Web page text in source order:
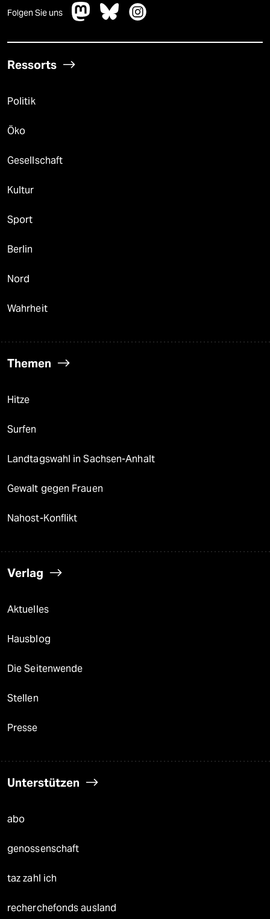
Folgen Sie uns
Ressorts
Politik
Öko
Gesellschaft
Kultur
Sport
Berlin
Nord
Wahrheit
Themen
Hitze
Surfen
Landtagswahl in Sachsen-Anhalt
Gewalt gegen Frauen
Nahost-Konflikt
Verlag
Aktuelles
Hausblog
Die Seitenwende
Stellen
Presse
Unterstützen
abo
genossenschaft
taz zahl ich
recherchefonds ausland